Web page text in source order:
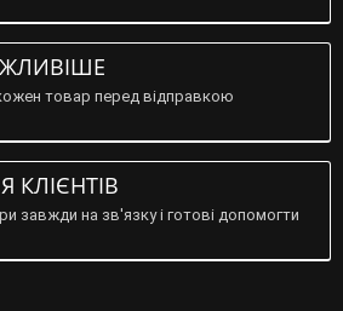
товар перед відправкою
КЛІЄНТІВ
завжди на зв'язку і готові допомогти